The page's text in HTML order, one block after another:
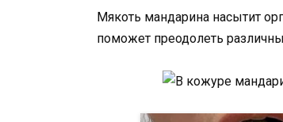
Мякоть мандарина насытит
поможет преодолеть